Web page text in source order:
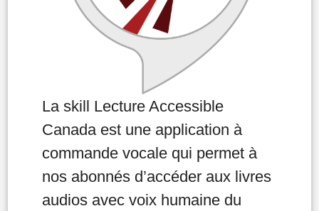
La skill Lecture Accessible
Canada est une application à
commande vocale qui permet à
nos abonnés d’accéder aux livres
audios avec voix humaine du